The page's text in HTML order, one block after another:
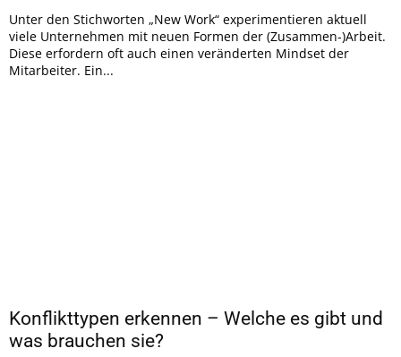
Unter den Stichworten „New Work“ experimentieren aktuell
viele Unternehmen mit neuen Formen der (Zusammen-)Arbeit.
Diese erfordern oft auch einen veränderten Mindset der
Mitarbeiter. Ein...
Konflikttypen erkennen – Welche es gibt und
was brauchen sie?